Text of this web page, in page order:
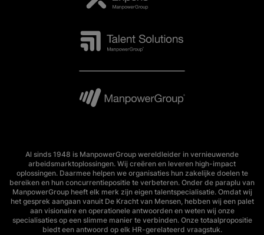
Al sinds 1948 is ManpowerGroup wereldleider in vernieuwende
arbeidsmarktoplossingen. Wij creëren en leveren high-impact
oplossingen. Daarmee helpen we organisaties hun zakelijke doelen te
bereiken en hun concurrentiepositie te verbeteren. Onder de paraplu van
ManpowerGroup heeft elk merk zijn eigen talentspecialisatie. Omdat wij
het gesprek aangaan vanuit De Kracht van Mensen, hebben wij een palet
aan visionaire en operationele antwoorden en weten wij onze
specialisaties op een slimme manier te verbinden. Onze totaalpropositie
biedt een antwoord op elk HR-gerelateerd vraagstuk.